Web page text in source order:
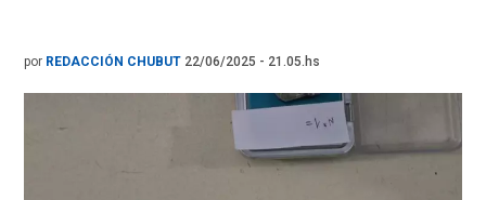
por REDACCIÓN CHUBUT 22/06/2025 - 21.05.hs